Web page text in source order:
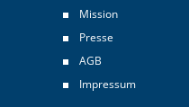
Mission
Presse
AGB
Impressum